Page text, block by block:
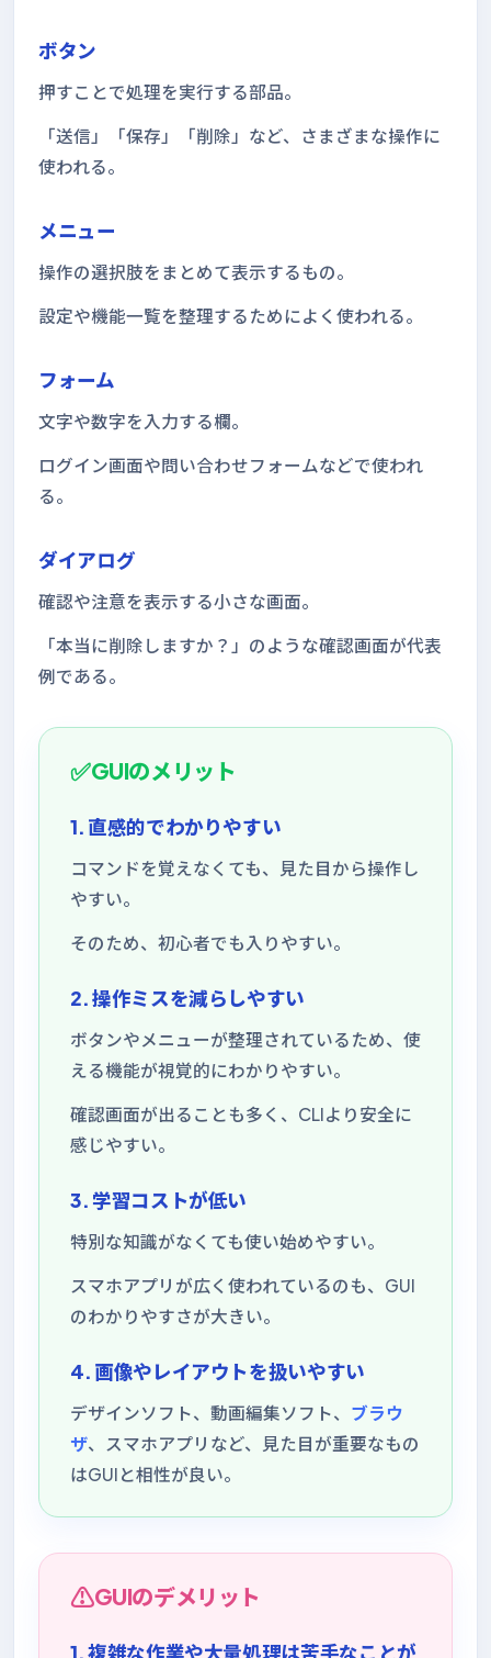
ボタン
押すことで処理を実行する部品。
「送信」「保存」「削除」など、さまざまな操作に
使われる。
メニュー
操作の選択肢をまとめて表示するもの。
設定や機能一覧を整理するためによく使われる。
フォーム
文字や数字を入力する欄。
ログイン画面や問い合わせフォームなどで使われ
る。
ダイアログ
確認や注意を表示する小さな画面。
「本当に削除しますか？」のような確認画面が代表
例である。
GUIのメリット
1. 直感的でわかりやすい
コマンドを覚えなくても、見た目から操作し
やすい。
そのため、初心者でも入りやすい。
2. 操作ミスを減らしやすい
ボタンやメニューが整理されているため、使
える機能が視覚的にわかりやすい。
確認画面が出ることも多く、CLIより安全に
感じやすい。
3. 学習コストが低い
特別な知識がなくても使い始めやすい。
スマホアプリが広く使われているのも、GUI
のわかりやすさが大きい。
4. 画像やレイアウトを扱いやすい
デザインソフト、動画編集ソフト、 ブラウ
ザ、スマホアプリなど、見た目が重要なもの
はGUIと相性が良い。
GUIのデメリット
1. 複雑な作業や大量処理は苦手なことが